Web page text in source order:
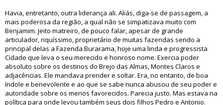
Havia, entretanto, outra liderança ali. Aliás, diga-se de passagem, a
mais poderosa da região, a qual não se simpatizava muito com
Benjamim. Jeito matreiro, de pouco falar, apesar de grande
articulador, riquíssimo, proprietário de muitas fazendas sendo a
principal delas a Fazenda Burarama, hoje uma linda e progressista
Cidade que leva o seu merecido e honroso nome. Exercia poder
absoluto sobre os destinos do Brejo das Almas, Montes Claros e
adjacências. Ele mandava prender e soltar. Era, no entanto, de boa
índole e benevolente e ao que se sabe nunca abusou de seu poder e
autoridade sobre os menos favorecidos. Parecia justo. Mas estava na
política para onde levou também seus dois filhos Pedro e Antonio.